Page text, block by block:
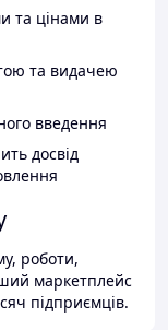
та цінами в
та видачею
введення
досвід
роботи,
маркетплейс
підприємців.